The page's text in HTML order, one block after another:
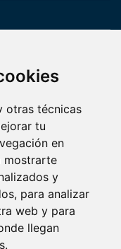
otras técnicas
tu
en
mostrarte
y
para analizar
web y para
llegan
España SL –